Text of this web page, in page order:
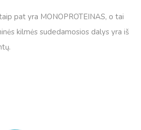
pat yra MONOPROTEINAS, o tai
kilmės sudedamosios dalys yra iš